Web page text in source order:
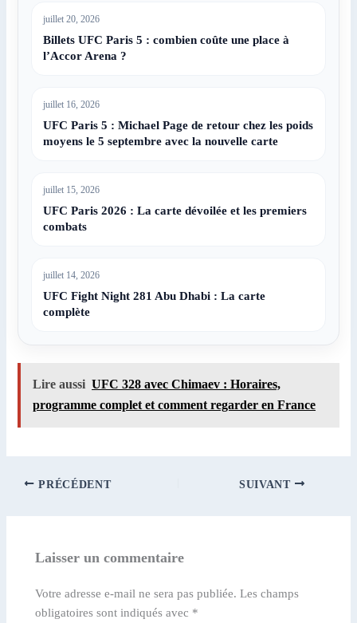
juillet 20, 2026
Billets UFC Paris 5 : combien coûte une place à
l’Accor Arena ?
juillet 16, 2026
UFC Paris 5 : Michael Page de retour chez les poids
moyens le 5 septembre avec la nouvelle carte
juillet 15, 2026
UFC Paris 2026 : La carte dévoilée et les premiers
combats
juillet 14, 2026
UFC Fight Night 281 Abu Dhabi : La carte
complète
Lire aussi UFC 328 avec Chimaev : Horaires,
programme complet et comment regarder en France
PRÉCÉDENT SUIVANT
Laisser un commentaire
Votre adresse e-mail ne sera pas publiée. Les champs
obligatoires sont indiqués avec *